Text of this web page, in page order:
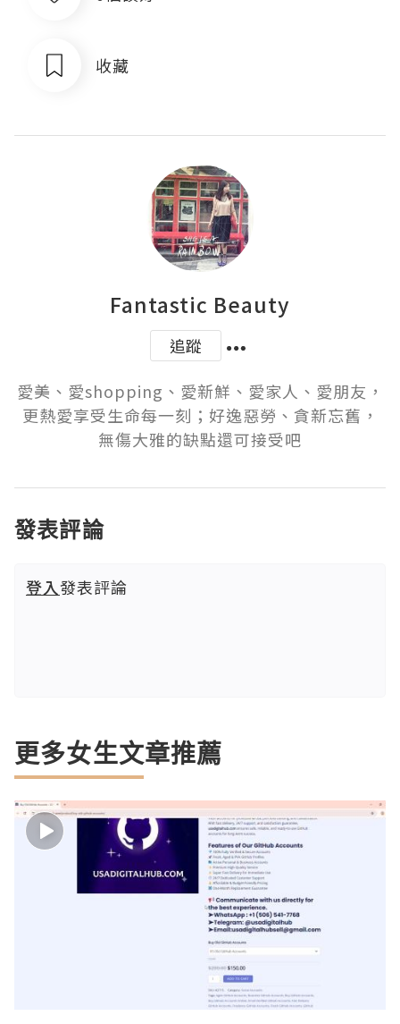
收藏
Fantastic Beauty
追蹤
愛美、愛shopping、愛新鮮、愛家人、愛朋友，
更熱愛享受生命每一刻；好逸惡勞、貪新忘舊，
無傷大雅的缺點還可接受吧
發表評論
登入發表評論
更多女生文章推薦